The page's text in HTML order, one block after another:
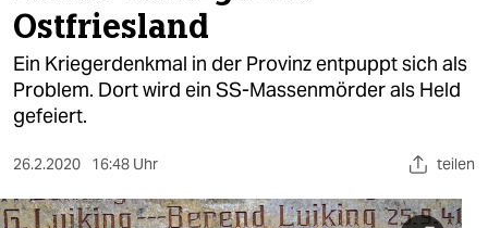
öko
gesellschaft
sport
Ostfriesland
Ein Kriegerdenkmal in der Provinz entpuppt sich als
Problem. Dort wird ein SS-Massenmörder als Held
gefeiert.
26.2.2020 16:48 Uhr teilen